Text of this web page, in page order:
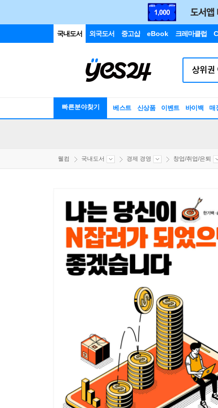
국내도서 외국도서 중고샵 eBook 크레마클럽
빠른분야찾기 베스트 신상품 이벤트 바이백 매
웰컴 국내도서 경제 경영 창업/취업/은퇴